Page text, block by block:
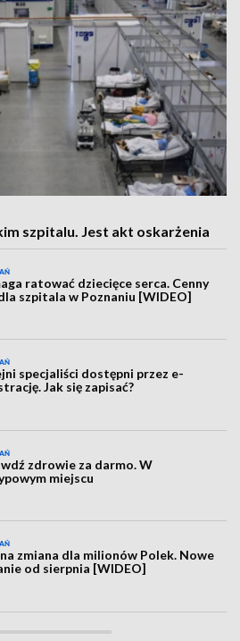
szpitalu. Jest akt oskarżenia
ratować dziecięce serca. Cenny
szpitala w Poznaniu [WIDEO]
specjaliści dostępni przez e-
Jak się zapisać?
zdrowie za darmo. W
miejscu
zmiana dla milionów Polek. Nowe
od sierpnia [WIDEO]